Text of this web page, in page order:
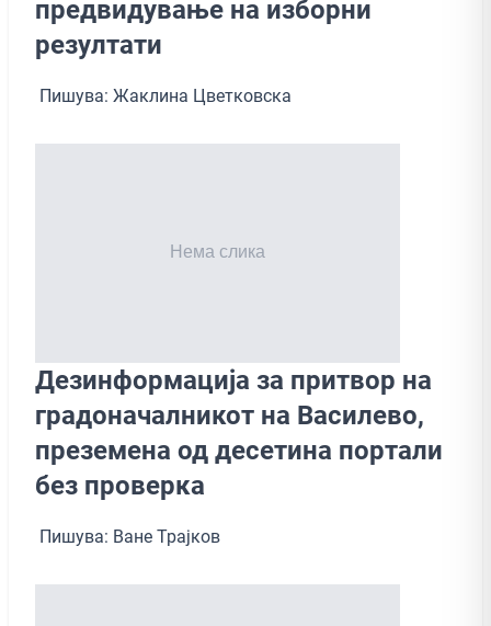
предвидување на изборни
резултати
Пишува: Жаклина Цветковска
Дезинформација за притвор на
градоначалникот на Василево,
преземена од десетина портали
без проверка
Пишува: Ване Трајков